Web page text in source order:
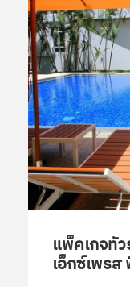
แพ็คเกจทั
เอ็กซ์เพร